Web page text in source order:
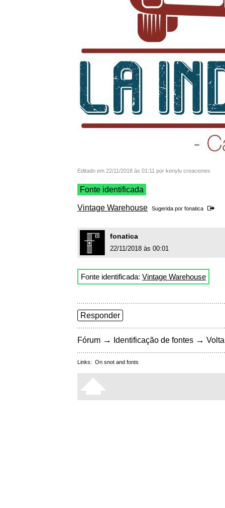
Editado em 22/11/2018 às 01:11 por kenylu creaciones
Fonte identificada
Vintage Warehouse Sugerida por fonatica
fonatica
22/11/2018 às 00:01
Fonte identificada: Vintage Warehouse
Responder
Fórum → Identificação de fontes →
Links: On snot and fonts